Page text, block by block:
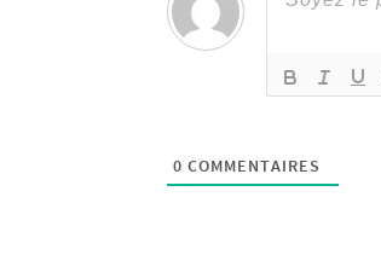
0 COMMENTAIRES